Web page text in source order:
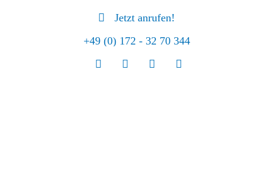
Jetzt anrufen!
+49 (0) 172 - 32 70 344